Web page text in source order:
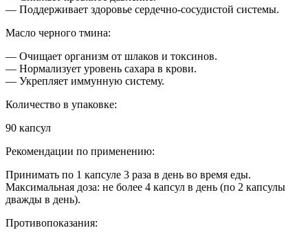
— Поддерживает здоровье сердечно-сосудистой системы.
Масло черного тмина:
— Очищает организм от шлаков и токсинов.
— Нормализует уровень сахара в крови.
— Укрепляет иммунную систему.
Количество в упаковке:
90 капсул
Рекомендации по применению:
Принимать по 1 капсуле 3 раза в день во время еды.
Максимальная доза: не более 4 капсул в день (по 2 капсулы
дважды в день).
Противопоказания: